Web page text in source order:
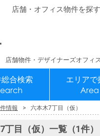
店舗物件・デザイナーズオフィ
店舗・オフィス物件を探す
合検索 エリアで
Area
情報 六本木7丁目（仮）
丁目（仮）一覧（1件）